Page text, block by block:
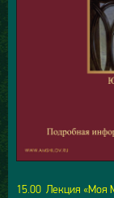
15.00 Лекция «Моя